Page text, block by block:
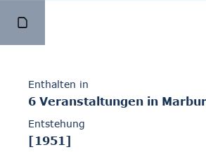
Enthalten in
6 Veranstaltungen in
Entstehung
[1951]